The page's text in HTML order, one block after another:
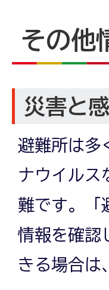
その他
災害と
避難所は多
ナウイルス
難です。「
情報を確認
きる場合は